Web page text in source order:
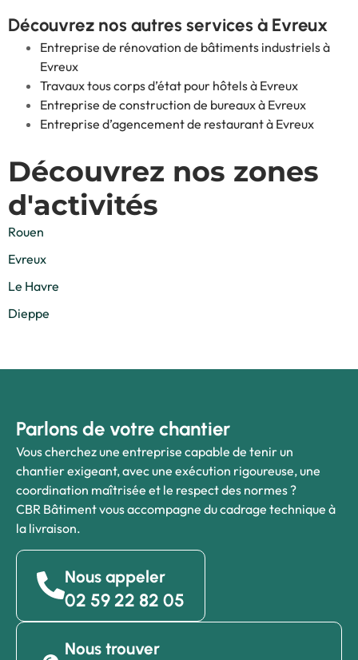
Découvrez nos autres services à Evreux
Entreprise de rénovation de bâtiments industriels à
Evreux
Travaux tous corps d’état pour hôtels à Evreux
Entreprise de construction de bureaux à Evreux
Entreprise d’agencement de restaurant à Evreux
Découvrez nos zones
d'activités
Rouen
Evreux
Le Havre
Dieppe
Parlons de votre chantier
Vous cherchez une entreprise capable de tenir un
chantier exigeant, avec une exécution rigoureuse, une
coordination maîtrisée et le respect des normes ?
CBR Bâtiment vous accompagne du cadrage technique à
la livraison.
Nous appeler
02 59 22 82 05
Nous trouver